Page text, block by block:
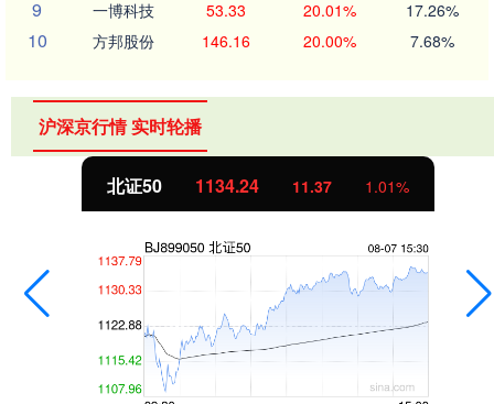
9 一博科技 53.33 20.01% 17.26%
10 方邦股份 146.16 20.00% 7.68%
沪深京行情 实时轮播
北证50 1134.24 11.37 1.01%